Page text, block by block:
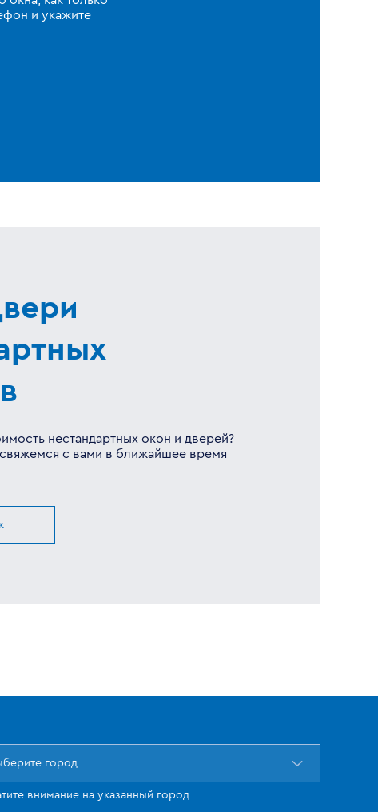
и укажите
нестандартных окон и дверей?
с вами в ближайшее время
город
внимание на указанный город